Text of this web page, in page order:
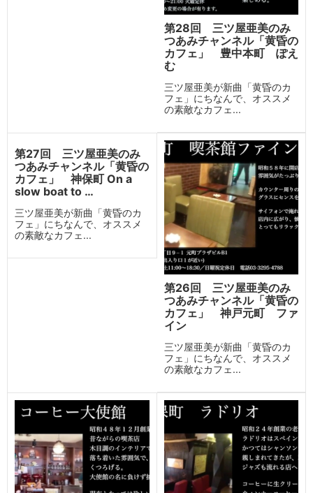
第28回 三ツ屋亜美のみ
つあみチャンネル「黄昏の
カフェ」 豊中本町 ぽえ
む
三ツ屋亜美が新曲「黄昏のカ
フェ」にちなんで、オススメ
の素敵なカフェ...
第27回 三ツ屋亜美のみ
つあみチャンネル「黄昏の
カフェ」 神保町 On a
slow boat to …
三ツ屋亜美が新曲「黄昏のカ
フェ」にちなんで、オススメ
の素敵なカフェ...
第26回 三ツ屋亜美のみ
つあみチャンネル「黄昏の
カフェ」 神戸元町 ファ
イン
三ツ屋亜美が新曲「黄昏のカ
フェ」にちなんで、オススメ
の素敵なカフェ...